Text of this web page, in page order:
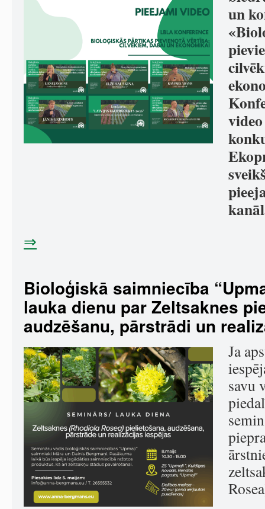
un
⇒
Bioloģiskā saimniecība
lauka dienu par Zeltsaknes
audzēšanu, pārstrādi un
Ja
savu